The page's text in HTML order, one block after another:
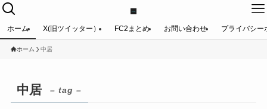
ホーム X(旧ツイッター） FC2まとめ お問い合わせ プライバシー
ホーム 中居
中居 – tag –